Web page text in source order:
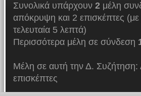
Συνολικά υπάρχουν 2μέλη
απόκρυψη και 2 επισκέπτες
τελευταία 5 λεπτά)
Περισσότερα μέλη σε σύνδεση
Μέλη σε αυτή την Δ. Συζήτηση:
επισκέπτες